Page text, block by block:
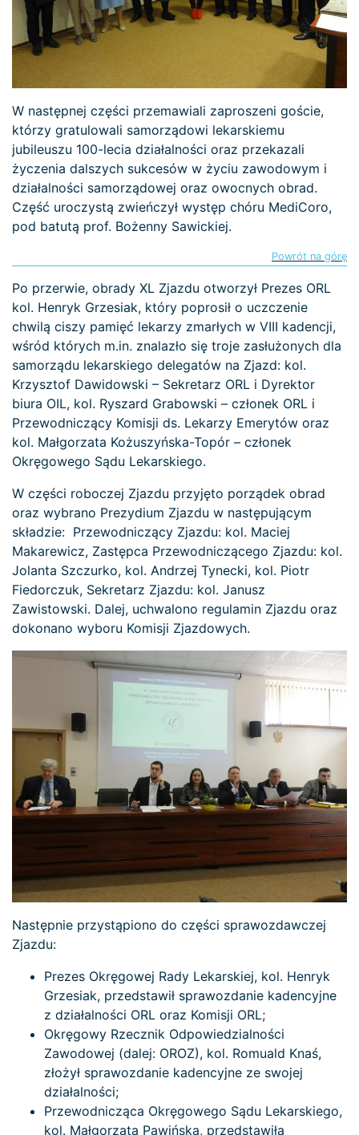
W następnej części przemawiali zaproszeni goście,
którzy gratulowali samorządowi lekarskiemu
jubileuszu 100-lecia działalności oraz przekazali
życzenia dalszych sukcesów w życiu zawodowym i
działalności samorządowej oraz owocnych obrad.
Część uroczystą zwieńczył występ chóru MediCoro,
pod batutą prof. Bożenny Sawickiej.
Powrót na górę
Po przerwie, obrady XL Zjazdu otworzył Prezes ORL
kol. Henryk Grzesiak, który poprosił o uczczenie
chwilą ciszy pamięć lekarzy zmarłych w VIII kadencji,
wśród których m.in. znalazło się troje zasłużonych dla
samorządu lekarskiego delegatów na Zjazd: kol.
Krzysztof Dawidowski – Sekretarz ORL i Dyrektor
biura OIL, kol. Ryszard Grabowski – członek ORL i
Przewodniczący Komisji ds. Lekarzy Emerytów oraz
kol. Małgorzata Kożuszyńska-Topór – członek
Okręgowego Sądu Lekarskiego.
W części roboczej Zjazdu przyjęto porządek obrad
oraz wybrano Prezydium Zjazdu w następującym
składzie: Przewodniczący Zjazdu: kol. Maciej
Makarewicz, Zastępca Przewodniczącego Zjazdu: kol.
Jolanta Szczurko, kol. Andrzej Tynecki, kol. Piotr
Fiedorczuk, Sekretarz Zjazdu: kol. Janusz
Zawistowski. Dalej, uchwalono regulamin Zjazdu oraz
dokonano wyboru Komisji Zjazdowych.
Następnie przystąpiono do części sprawozdawczej
Zjazdu:
Prezes Okręgowej Rady Lekarskiej, kol. Henryk
Grzesiak, przedstawił sprawozdanie kadencyjne
z działalności ORL oraz Komisji ORL;
Okręgowy Rzecznik Odpowiedzialności
Zawodowej (dalej: OROZ), kol. Romuald Knaś,
złożył sprawozdanie kadencyjne ze swojej
działalności;
Przewodnicząca Okręgowego Sądu Lekarskiego,
kol. Małgorzata Pawińska, przedstawiła